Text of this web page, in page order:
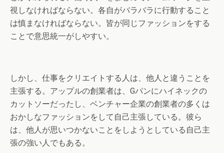
視しなければならない。各自がバラバラに行動すること
は慎まなければならない。皆が同じファッションをする
ことで意思統一がしやすい。
しかし、仕事をクリエイトする人は、他人と違うことを
主張する。アップルの創業者は、Gパンにハイネックの
カットソーだったし、ベンチャー企業の創業者の多くは
おかしなファッションをして自己主張している。彼ら
は、他人が思いつかないことをしようとしている自己主
張の強い人でもある。